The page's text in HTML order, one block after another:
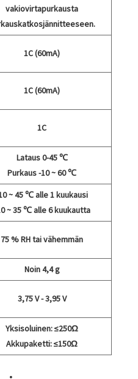
vakiovirtapurkausta
1C (60mA)
1C (60mA)
1C
Lataus 0-45 ℃
Purkaus -10 ~ 60 ℃
~ 45 ℃ alle 1 kuukausi
~ 35 ℃ alle 6 kuukautta
75 % RH tai vähemmän
Noin 4,4 g
3,75 V - 3,95 V
Yksisoluinen: ≤250Ω
Akkupaketti: ≤150Ω